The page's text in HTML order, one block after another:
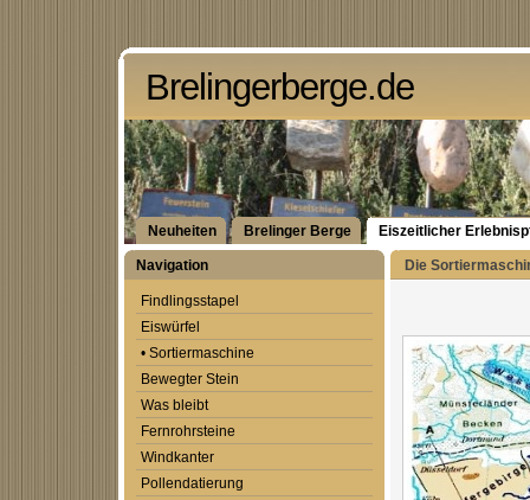
Brelingerberge.de
Neuheiten Brelinger Berge Eiszeitlicher
Die
Navigation
Findlingsstapel
Eiswürfel
• Sortiermaschine
Bewegter Stein
Was bleibt
Fernrohrsteine
Windkanter
Pollendatierung